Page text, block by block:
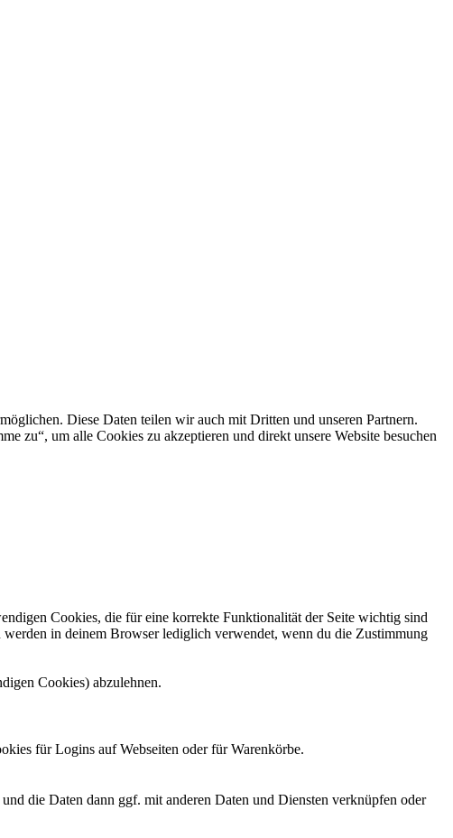
Diese Daten teilen wir auch mit Dritten und unseren Partnern.
zu“, um alle Cookies zu akzeptieren und direkt unsere Website besuchen
Cookies, die für eine korrekte Funktionalität der Seite wichtig sind
in deinem Browser lediglich verwendet, wenn du die Zustimmung
Cookies) abzulehnen.
für Logins auf Webseiten oder für Warenkörbe.
die Daten dann ggf. mit anderen Daten und Diensten verknüpfen oder